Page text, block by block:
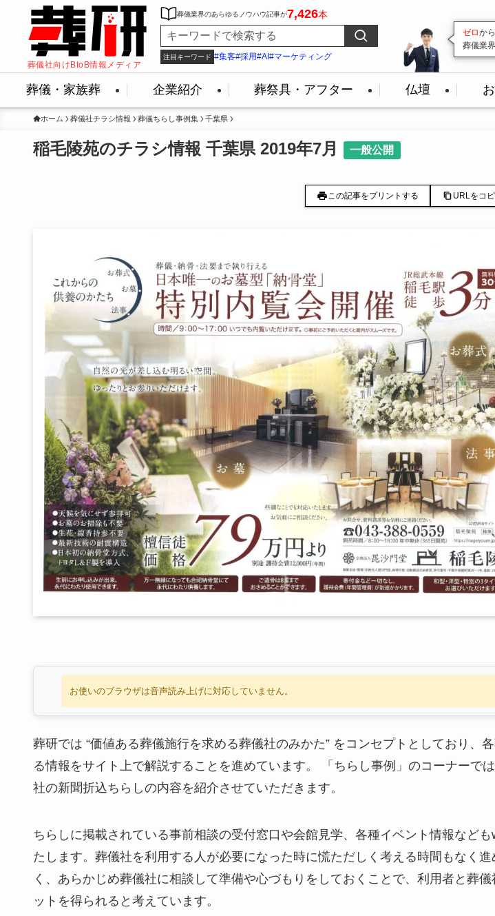
葬儀社向けBtoB情報メディア
葬儀業界のあらゆるノウハウ記事が7,426本
注目キーワード #集客#採用#AI #マーケティング
ゼロか
葬儀業
変わり
その最
葬儀・家族葬 企業紹介 葬祭具・アフター 仏壇
ホーム 葬儀社チラシ情報 葬儀ちらし事例集 千葉県
稲毛陵苑のチラシ情報 千葉県 2019年7月 一般公開
この記事をプリントする URLをコ
お使いのブラウザは音声読み上げに対応していません。
葬研では “価値ある葬儀施行を求める葬儀社のみかた” をコンセプトとしており、
る情報をサイト上で解説することを進めています。 「ちらし事例」のコーナーで
社の新聞折込ちらしの内容を紹介させていただきます。
ちらしに掲載されている事前相談の受付窓口や会館見学、各種イベント情報など
たします。葬儀社を利用する人が必要になった時に慌ただしく考える時間もなく進
く、あらかじめ葬儀社に相談して準備や心づもりをしておくことで、利用者と葬儀
ットを得られると考えています。